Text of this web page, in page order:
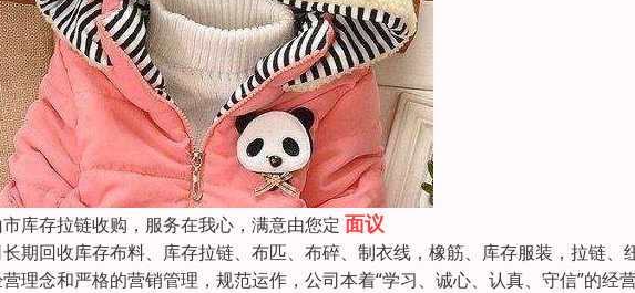
库存拉链收购，服务在我心，满意由您定 面议
期回收库存布料、库存拉链、布匹、布碎、制衣线，橡筋、库存服装，拉链
理念和严格的营销管理，规范运作，公司本着“学习、诚心、认真、守信”的